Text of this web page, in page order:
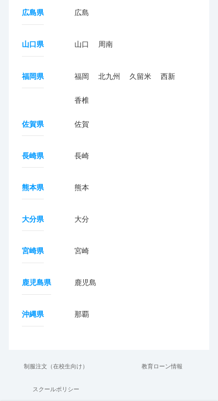
広島県 広島
山口県 山口 周南
福岡県 福岡 北九州 久留米 西新
香椎
佐賀県 佐賀
長崎県 長崎
熊本県 熊本
大分県 大分
宮崎県 宮崎
鹿児島県 鹿児島
沖縄県 那覇
制服注文（在校生向け） 教育ローン情報
スクールポリシー